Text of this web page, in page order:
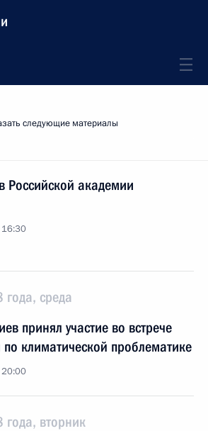
следующие материалы
Российской академии
16:30
среда
принял участие во встрече
по климатической проблематике
20:00
вторник